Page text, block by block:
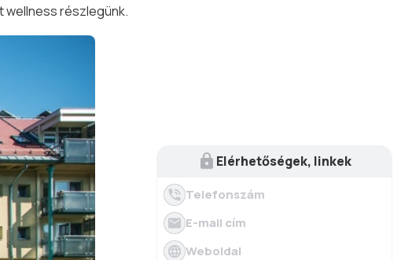
wellness részlegünk.
Elérhetőségek, linkek
Telefonszám
E-mail cím
Weboldal